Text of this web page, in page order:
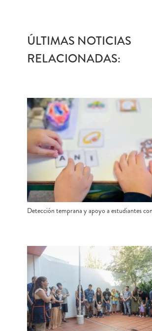
ÚLTIMAS NOTICIAS
RELACIONADAS:
Detección temprana y apoyo a estudiantes